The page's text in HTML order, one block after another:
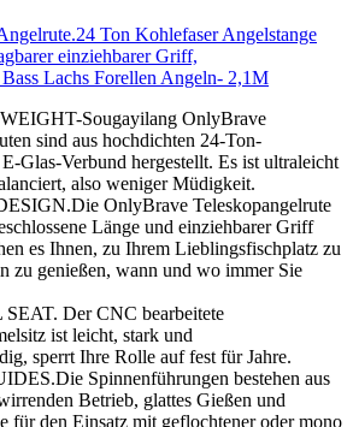
Ton Kohlefaser Angelstange
einziehbarer Griff,
Lachs Forellen Angeln- 2,1M
Sougayilang OnlyBrave
sind aus hochdichten 24-Ton-
Glas-Verbund hergestellt. Es ist ultraleicht
also weniger Müdigkeit.
OnlyBrave Teleskopangelrute
Länge und einziehbarer Griff
es Ihnen, zu Ihrem Lieblingsfischplatz zu
zu genießen, wann und wo immer Sie
Der CNC bearbeitete
ist leicht, stark und
sperrt Ihre Rolle auf fest für Jahre.
Spinnenführungen bestehen aus
Betrieb, glattes Gießen und
für den Einsatz mit geflochtener oder mono